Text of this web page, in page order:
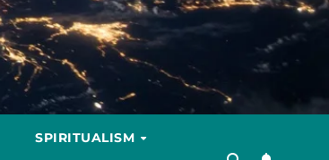
SPIRITUALISM